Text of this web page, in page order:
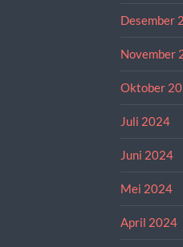
Desember
November
Oktober
Juli 2024
Juni 2024
Mei 2024
April 2024